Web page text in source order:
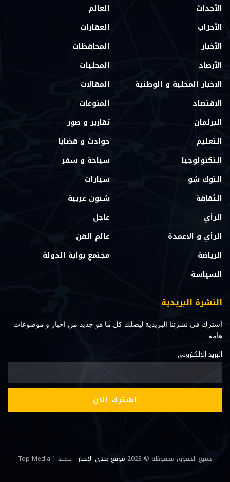
الأحداث
الأحزاب
الأخبار
الأرصاد
الاخبار المحلية و الوطنية
الاقتصاد
البرلمان
التعليم
التكنولوجيا
التوك شو
الثقافة
الرأي
الرأي و الاعمدة
الرياضة
السياسة
العالم
العقارات
المحافظات
المحليات
المقالات
المنوعات
تقارير و صور
حوادث و قضايا
سياحة و سفر
سيارات
شئون عربية
عاجل
عالم الفن
مجتمع بوابة الدولة
النشرة البريدية
أشترك في نشرتنا البريدية ليصلك كل ما هو جديد من اخبار و موضوعات
هامه
البريد الالكتروني
جميع الحقوق محفوظه © 2023 موقع صدي الاخبار - تنفيذ Top Media 1